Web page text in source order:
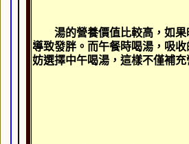
湯的營養價值比較高，如果
導致發胖。而午餐時喝湯，吸
妨選擇中午喝湯，這樣不僅補